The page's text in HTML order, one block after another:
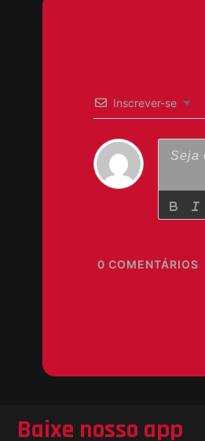
Inscrever-se
0 COMENTÁRIOS
Baixe nosso app